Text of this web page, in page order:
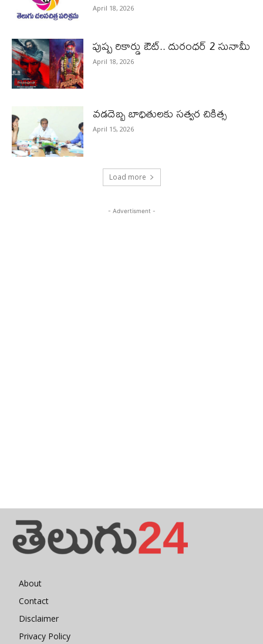
April 18, 2026
పుష్ప రికార్డు ఔట్‌.. దురంధ‌ర్ 2 సునామీ
April 18, 2026
వడదెబ్బ బాధితులకు సత్వర చికిత్స
April 15, 2026
Load more
- Advertisment -
About
Contact
Disclaimer
Privacy Policy